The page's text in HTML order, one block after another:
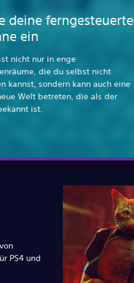
deine ferngesteuerte
ein
nicht nur in enge
die du selbst nicht
kannst, sondern kann auch eine
Welt betreten, die als der
ist.
PS4 und